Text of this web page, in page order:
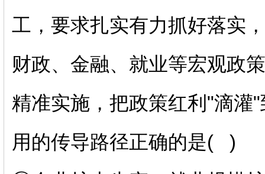
工，要求扎实有力抓好落实
财政、金融、就业等宏观政
精准实施，把政策红利 "滴灌"
用的传导路径正确的是(
)